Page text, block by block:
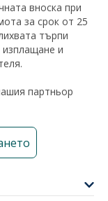
вноска при
за срок от 25
търпи
и
партньор